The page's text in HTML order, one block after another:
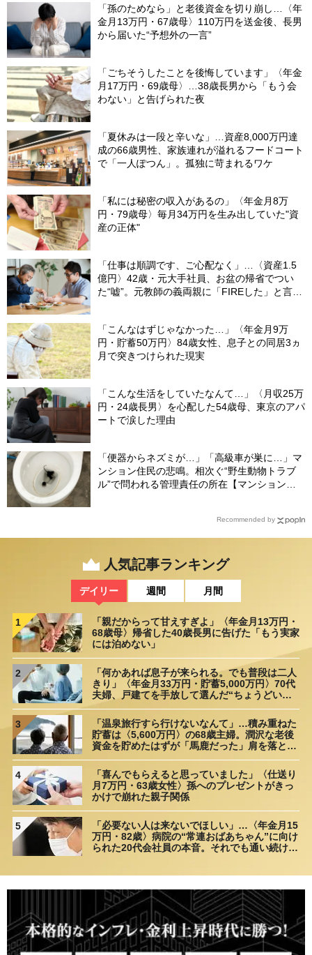
「孫のためなら」と老後資金を切り崩し…〈年
金月13万円・67歳母〉110万円を送金後、長男
から届いた“予想外の一言”
「ごちそうしたことを後悔しています」〈年金
月17万円・69歳母〉…38歳長男から「もう会
わない」と告げられた夜
「夏休みは一段と辛いな」…資産8,000万円達
成の66歳男性、家族連れが溢れるフードコート
で「一人ぽつん」。孤独に苛まれるワケ
「私には秘密の収入があるの」〈年金月8万
円・79歳母〉毎月34万円を生み出していた"資
産の正体"
「仕事は順調です、ご心配なく」…〈資産1.5
億円〉42歳・元大手社員、お盆の帰省でつい
た“嘘”。元教師の義両親に「FIREした」と言え
「こんなはずじゃなかった…」〈年金月9万
円・貯蓄50万円〉84歳女性、息子との同居3ヵ
月で突きつけられた現実
「こんな生活をしていたなんて…」〈月収25万
円・24歳長男〉を心配した54歳母、東京のアパ
ートで涙した理由
「便器からネズミが…」「高級車が巣に…」マ
ンション住民の悲鳴。相次ぐ“野生動物トラブ
ル”で問われる管理責任の所在【マンション管
Recommended by
人気記事ランキング
デイリー 週間 月間
1
「親だからって甘えすぎよ」〈年金月13万円・
68歳母〉帰省した40歳長男に告げた「もう実家
には泊めない」
2
「何かあれば息子が来られる。でも普段は二人
きり」〈年金月33万円・貯蓄5,000万円〉70代
夫婦、戸建てを手放して選んだ“ちょうどいい
距離”
3
「温泉旅行すら行けないなんて」…積み重ねた
貯蓄は〈5,600万円〉の68歳主婦。潤沢な老後
資金を貯めたはずが「馬鹿だった」肩を落とす
理由
4
「喜んでもらえると思っていました」〈仕送り
月7万円・63歳女性〉孫へのプレゼントがきっ
かけで崩れた親子関係
5
「必要ない人は来ないでほしい」…〈年金月15
万円・82歳〉病院の“常連おばあちゃん”に向け
られた20代会社員の本音。それでも通い続ける